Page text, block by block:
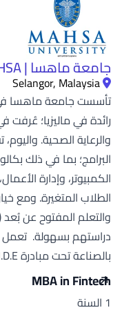
جامعة ماهسا | MAHSA
Selangor, Malaysia
رائدة في ماليزيا؛ عُرفت
والرعاية الصحية.
الكمبيوتر، وإدارة
الطلاب المتغيرة. ومع
دراستهم بسهولة. تعمل
بالصناعة تحت مبادرة P.R.I.D.E (التعليم...
MBA in Fintech
1 السنة